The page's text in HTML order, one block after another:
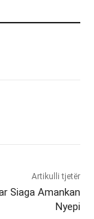
Artikulli tjetër
Siaga Amankan
Nyepi